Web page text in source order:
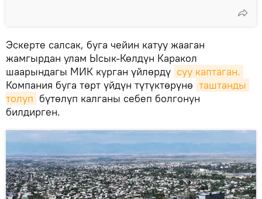
Эскерте салсак, буга чейин катуу жааган
жамгырдан улам Ысык-Көлдүн Каракол
шаарындагы МИК курган үйлөрдү суу каптаган.
Компания буга төрт үйдүн түтүктөрүнө таштанды
толуп бүтөлүп калганы себеп болгонун
билдирген.